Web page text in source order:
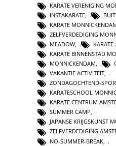
KARATE VERENIGING
INSTAKARATE
KARATE
ZELFVERDEDIGING
MEADOW
KARATE BINNENSTAD
MONNICKENDAM,
VAKANTIE ACTIVITEIT,
ZONDAGOCHTEND-
KARATESCHOOL
KARATE CENTRUM
SUMMER CAMP,
JAPANSE KRIJGSKUNST
ZELFVERDEDIGING
NO-SUMMER-BREAK